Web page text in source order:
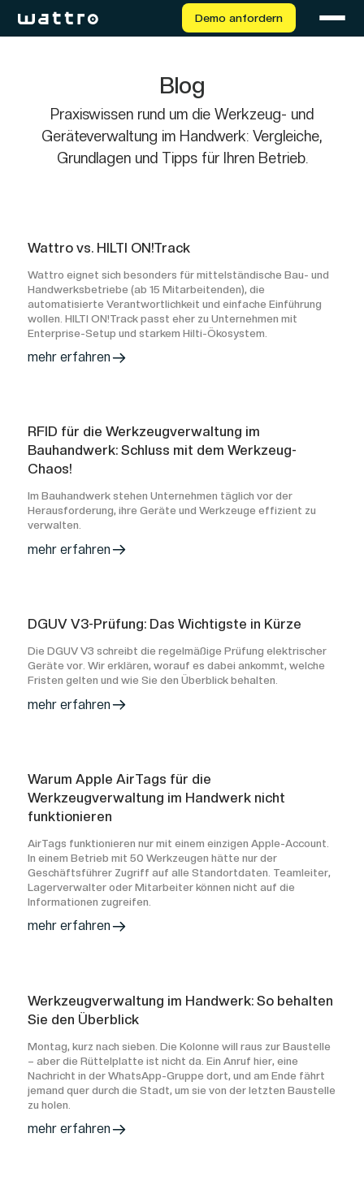
Demo anfordern
Blog
Praxiswissen rund um die Werkzeug- und
Geräteverwaltung im Handwerk: Vergleiche,
Grundlagen und Tipps für Ihren Betrieb.
Wattro vs. HILTI ON!Track
Wattro eignet sich besonders für mittelständische Bau- und
Handwerksbetriebe (ab 15 Mitarbeitenden), die
automatisierte Verantwortlichkeit und einfache Einführung
wollen. HILTI ON!Track passt eher zu Unternehmen mit
Enterprise-Setup und starkem Hilti-Ökosystem.
mehr erfahren
RFID für die Werkzeugverwaltung im
Bauhandwerk: Schluss mit dem Werkzeug-
Chaos!
Im Bauhandwerk stehen Unternehmen täglich vor der
Herausforderung, ihre Geräte und Werkzeuge effizient zu
verwalten.
mehr erfahren
DGUV V3-Prüfung: Das Wichtigste in Kürze
Die DGUV V3 schreibt die regelmäßige Prüfung elektrischer
Geräte vor. Wir erklären, worauf es dabei ankommt, welche
Fristen gelten und wie Sie den Überblick behalten.
mehr erfahren
Warum Apple AirTags für die
Werkzeugverwaltung im Handwerk nicht
funktionieren
AirTags funktionieren nur mit einem einzigen Apple-Account.
In einem Betrieb mit 50 Werkzeugen hätte nur der
Geschäftsführer Zugriff auf alle Standortdaten. Teamleiter,
Lagerverwalter oder Mitarbeiter können nicht auf die
Informationen zugreifen.
mehr erfahren
Werkzeugverwaltung im Handwerk: So behalten
Sie den Überblick
Montag, kurz nach sieben. Die Kolonne will raus zur Baustelle
– aber die Rüttelplatte ist nicht da. Ein Anruf hier, eine
Nachricht in der WhatsApp-Gruppe dort, und am Ende fährt
jemand quer durch die Stadt, um sie von der letzten Baustelle
zu holen.
mehr erfahren